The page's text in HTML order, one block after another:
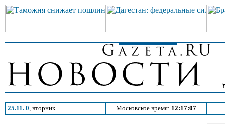
25.11. 0, вторник Московское время: 12:17:07